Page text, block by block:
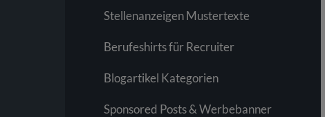
Stellenanzeigen Mustertexte
Berufeshirts für Recruiter
Blogartikel Kategorien
Sponsored Posts & Werbebanner